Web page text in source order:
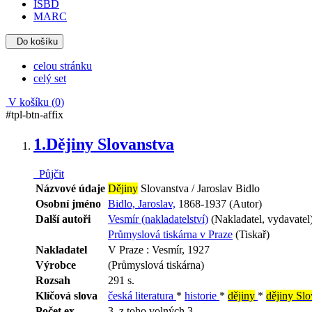
ISBD
MARC
Do košíku
celou stránku
celý set
V košíku (0)
#tpl-btn-affix
1.Dějiny Slovanstva
Půjčit
Názvové údaje Dějiny Slovanstva / Jaroslav Bidlo
Osobní jméno Bidlo, Jaroslav, 1868-1937 (Autor)
Další autoři
Vesmír (nakladatelství) (Nakladatel,
Průmyslová tiskárna v Praze (Tiskař)
Nakladatel
V Praze : Vesmír, 1927
Výrobce
(Průmyslová tiskárna)
Rozsah
291 s.
Klíčová slova
česká literatura * historie * dějiny * dějiny